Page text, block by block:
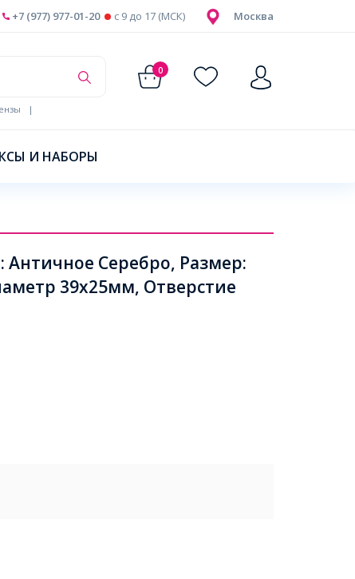
Москва
+7 (977) 977-01-20 c 9 до 17 (МСК)
0
|
И НАБОРЫ
Античное Серебро, Размер:
39х25мм, Отверстие